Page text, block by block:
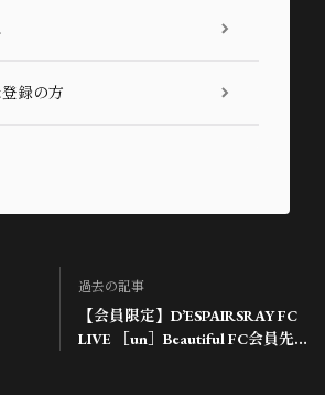
録の方
過去の記事
【会員限定】D’ESPAIRSRAY FC
LIVE ［un］Beautiful FC会員先